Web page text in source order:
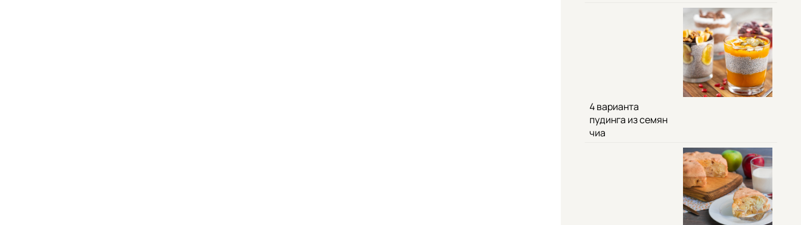
4 варианта
пудинга из семян
чиа